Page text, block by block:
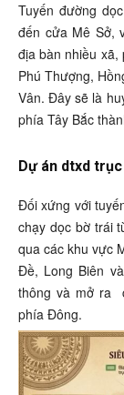
Tuyến đường
đến cửa Mê Sở,
địa bàn nhiều
Phú Thượng,
Vân. Đây sẽ là
phía Tây Bắc
Dự án dtxd
Đối xứng với
chạy dọc bờ trái
qua các khu vực
Đề, Long Biên
thông và mở ra
phía Đông.